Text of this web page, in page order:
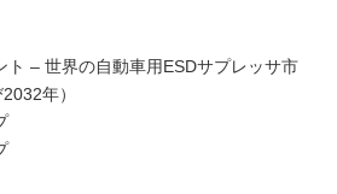
ト – 世界の自動車用ESDサプレッサ市
年）